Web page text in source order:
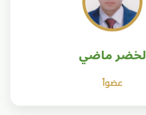
لخضر ماضي
عضواً